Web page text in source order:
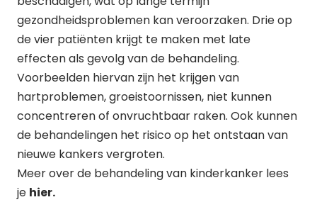
gezondheidsproblemen kan veroorzaken. Drie op
de vier patiënten krijgt te maken met late
effecten als gevolg van de behandeling.
Voorbeelden hiervan zijn het krijgen van
hartproblemen, groeistoornissen, niet kunnen
concentreren of onvruchtbaar raken. Ook kunnen
de behandelingen het risico op het ontstaan van
nieuwe kankers vergroten.
Meer over de behandeling van kinderkanker lees
je hier.